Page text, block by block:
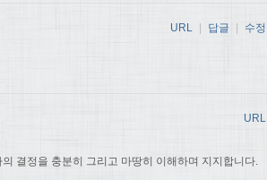
URL 답글 수정
결정을 충분히 그리고 마땅히 이해하며 지지합니다.
URL